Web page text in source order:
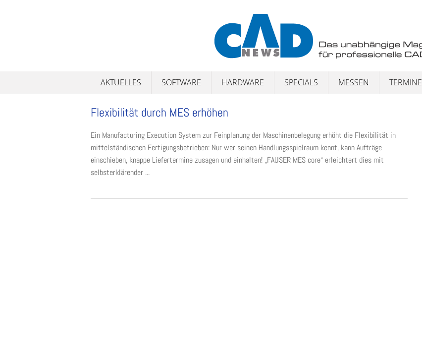
AKTUELLES SOFTWARE HARDWARE SPECIALS MESSEN TERMINE
Flexibilität durch MES erhöhen
Ein Manufacturing Execution System zur Feinplanung der Maschinenbelegung erhöht die Flexibilität in
mittelständischen Fertigungsbetrieben: Nur wer seinen Handlungsspielraum kennt, kann Aufträge
einschieben, knappe Liefertermine zusagen und einhalten! „FAUSER MES core“ erleichtert dies mit
selbsterklärender ...